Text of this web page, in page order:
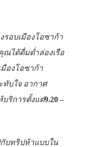
รอบเมืองโอซาก้า
คุณได้ดื่มด่ำล่องเรือ
องโอซาก้า
ทับใจ อากาศ
บริการตั้งแต่9.20 –
กับทริปห้าแบบใน